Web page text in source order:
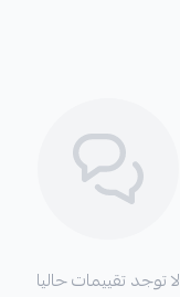
لا توجد تقييمات حاليا